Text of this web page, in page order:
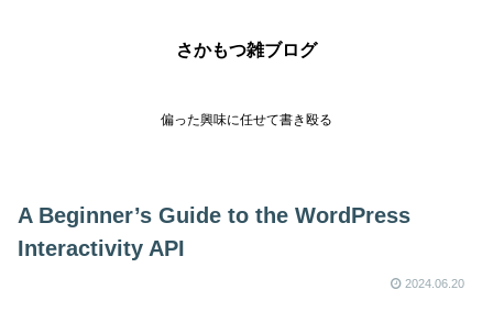
さかもつ雑ブログ
偏った興味に任せて書き殴る
A Beginner’s Guide to the WordPress
Interactivity API
2024.06.20